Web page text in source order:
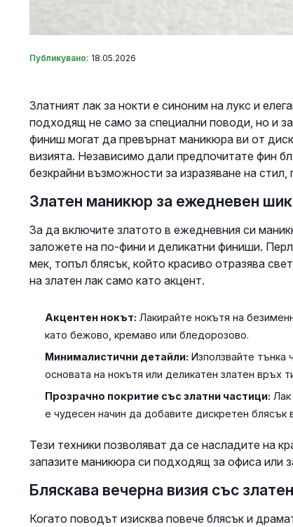
Публикувано: 18.05.2026
Златният лак за нокти е синоним на лукс и
подходящ не само за специални поводи, но и
финиш могат да превърнат маникюра ви от
визията. Независимо дали предпочитате фин
безкрайни възможности за изразяване на
Златен маникюр за ежедневен шик
За да включите златото в ежедневния си
заложете на по-фини и деликатни финиши.
мек, топъл блясък, който красиво отразява
на златен лак само като акцент.
Акцентен нокът: Лакирайте нокътя на
като бежово, кремаво или бледорозово.
Минималистични детайли: Използвайте тънка
основата на нокътя или деликатен златен връх
Прозрачно покритие със златни частици: Лак
е чудесен начин да добавите дискретен блясък
Тези техники позволяват да се насладите на
запазите маникюра си подходящ за офиса или
Бляскава вечерна визия със
Когато поводът изисква повече блясък и